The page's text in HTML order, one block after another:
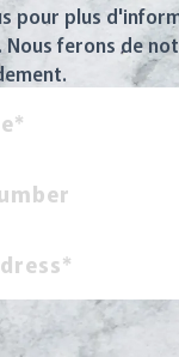
pour plus
ferons de